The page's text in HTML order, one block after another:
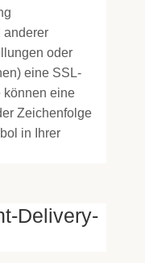
anderer
oder
eine SSL-
können eine
Zeichenfolge
in Ihrer
Delivery-